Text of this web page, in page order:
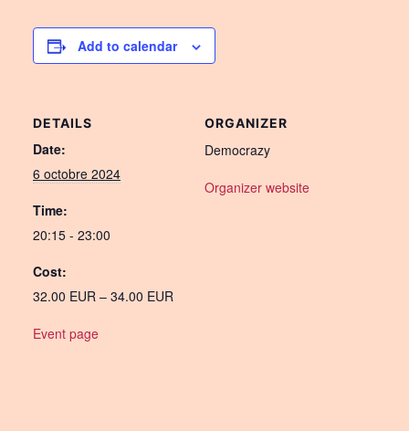
Add to calendar
DETAILS
Date:
6 octobre 2024
Time:
20:15 - 23:00
Cost:
32.00 EUR – 34.00 EUR
Event page
ORGANIZER
Democrazy
Organizer website